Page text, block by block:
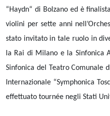
“Haydn“ di Bolzano ed è
violini per sette anni
stato invitato in tale ruolo in
la Rai di Milano e la Sinfonica
Sinfonica del Teatro Comunale
Internazionale “Symphonica
effettuato tournée negli Stati